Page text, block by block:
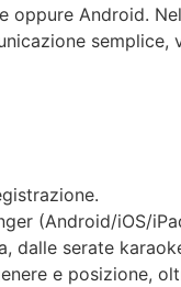
oppure Android.
semplice,
(Android/iOS/
dalle serate
e posizione,